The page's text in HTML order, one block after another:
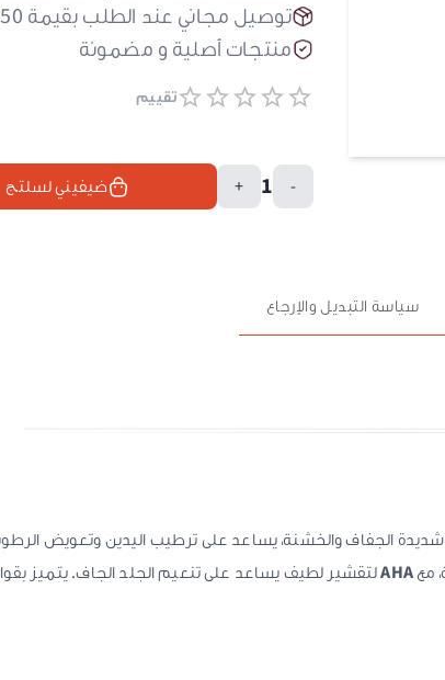
توصيل مجاني عند الطلب بقيمة 50 ألف د.ع بعد تطبيق كود الحسم
منتجات أصلية و مضمونة
تقييم
-
1
+ ضيفيني لسلتج
سياسة التبديل والإرجاع
الجفاف والخشنة، يساعد على ترطيب اليدين وتعويض
معAHAلتقشير لطيف يساعد على تنعيم الجلد الجاف. يتميز